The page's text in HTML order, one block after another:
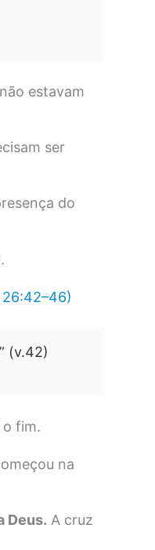
estavam
ser
do
26:42–46)
(v.42)
o fim.
na
Deus. A cruz